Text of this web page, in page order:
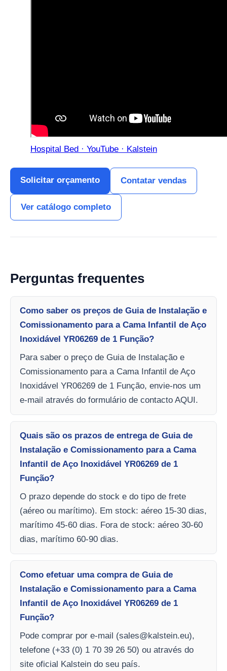
Hospital Bed · YouTube · Kalstein
Solicitar orçamento Contatar vendas
Ver catálogo completo
Perguntas frequentes
Como saber os preços de Guia de Instalação e
Comissionamento para a Cama Infantil de Aço
Inoxidável YR06269 de 1 Função?
Para saber o preço de Guia de Instalação e
Comissionamento para a Cama Infantil de Aço
Inoxidável YR06269 de 1 Função, envie-nos um
e-mail através do formulário de contacto AQUI.
Quais são os prazos de entrega de Guia de
Instalação e Comissionamento para a Cama
Infantil de Aço Inoxidável YR06269 de 1
Função?
O prazo depende do stock e do tipo de frete
(aéreo ou marítimo). Em stock: aéreo 15-30 dias,
marítimo 45-60 dias. Fora de stock: aéreo 30-60
dias, marítimo 60-90 dias.
Como efetuar uma compra de Guia de
Instalação e Comissionamento para a Cama
Infantil de Aço Inoxidável YR06269 de 1
Função?
Pode comprar por e-mail (sales@kalstein.eu),
telefone (+33 (0) 1 70 39 26 50) ou através do
site oficial Kalstein do seu país.